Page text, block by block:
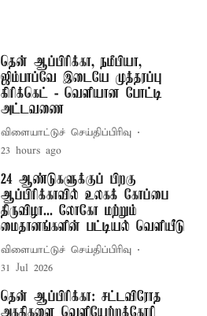
தென் ஆப்பிரிக்கா, நமீபியா,
ஜிம்பாப்வே இடையே முத்தரப்பு
கிரிக்கெட் - வெளியான போட்டி
அட்டவணை
விளையாட்டுச் செய்திப்பிரிவு
23 hours ago
24 ஆண்டுகளுக்குப் பிறகு
ஆப்பிரிக்காவில் உலகக் கோப்பை
திருவிழா... லோகோ மற்றும்
மைதானங்களின் பட்டியல் வெளியீடு
விளையாட்டுச் செய்திப்பிரிவு
31 Jul 2026
தென் ஆப்பிரிக்கா: சட்டவிரோத
அகதிகளை வெளியேற்றக்கோரி